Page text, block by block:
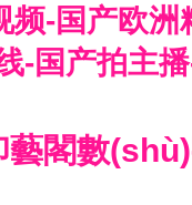
频-国产欧
-国产拍主
藝閣數